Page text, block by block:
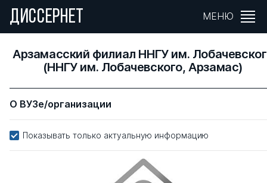
ДИССЕРНЕТ МЕНЮ
Арзамасский филиал ННГУ им.
(ННГУ им. Лобачевского, Арзамас)
О ВУЗе/организации
Показывать только актуальную информацию